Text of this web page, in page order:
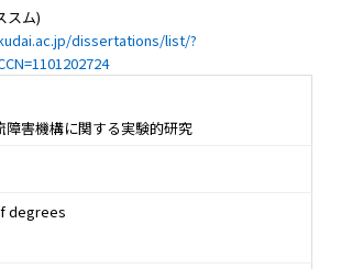
スム)
dissertations/list/?
障害機構に関する実験的研究
degrees